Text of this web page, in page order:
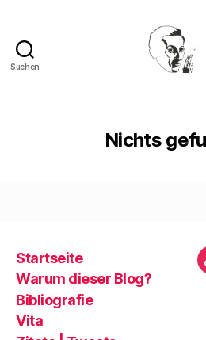
Suchen
Nichts
Startseite
Warum dieser Blog?
Bibliografie
Vita